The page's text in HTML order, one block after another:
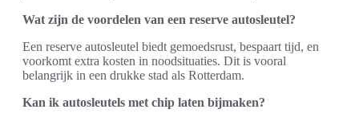
Wat zijn de voordelen van een reserve autosleutel?
Een reserve autosleutel biedt gemoedsrust, bespaart tijd, en
voorkomt extra kosten in noodsituaties. Dit is vooral
belangrijk in een drukke stad als Rotterdam.
Kan ik autosleutels met chip laten bijmaken?